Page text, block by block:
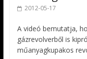
2012-05-17
A videó bemutatja,
gázrevolverből is
műanyagkupakos